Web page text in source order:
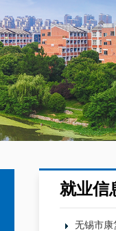
就业信
无锡市康